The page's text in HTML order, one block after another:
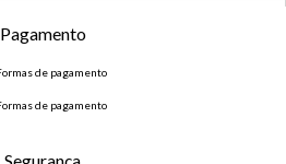
Pagamento
Segurança